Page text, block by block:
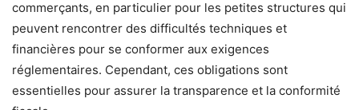
commerçants, en particulier pour les petites structures qui
peuvent rencontrer des difficultés techniques et
financières pour se conformer aux exigences
réglementaires. Cependant, ces obligations sont
essentielles pour assurer la transparence et la conformité